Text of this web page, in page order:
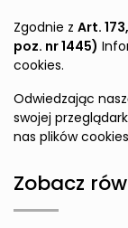
Zgodnie z Art.
poz. nr 1445)
cookies.
Odwiedzając
swojej
nas plików
Zobacz